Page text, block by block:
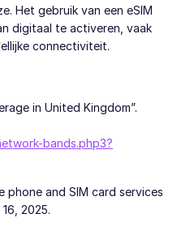
Het gebruik van een eSIM
digitaal te activeren, vaak
connectiviteit.
in United Kingdom”.
bands.php3?
phone and SIM card services
2025.